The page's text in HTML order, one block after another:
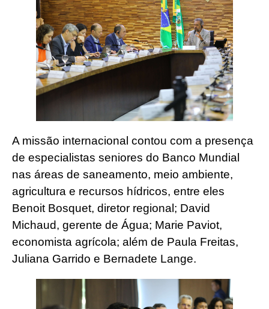
A missão internacional contou com a presença
de especialistas seniores do Banco Mundial
nas áreas de saneamento, meio ambiente,
agricultura e recursos hídricos, entre eles
Benoit Bosquet, diretor regional; David
Michaud, gerente de Água; Marie Paviot,
economista agrícola; além de Paula Freitas,
Juliana Garrido e Bernadete Lange.